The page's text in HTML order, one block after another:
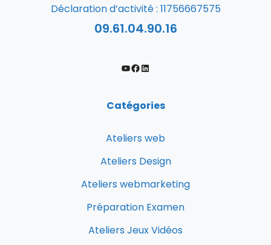
Déclaration d’activité : 11756667575
09.61.04.90.16
Catégories
Ateliers web
Ateliers Design
Ateliers webmarketing
Préparation Examen
Ateliers Jeux Vidéos